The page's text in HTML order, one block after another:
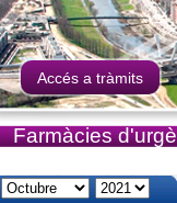
Accés a tràmits
Farmàcies